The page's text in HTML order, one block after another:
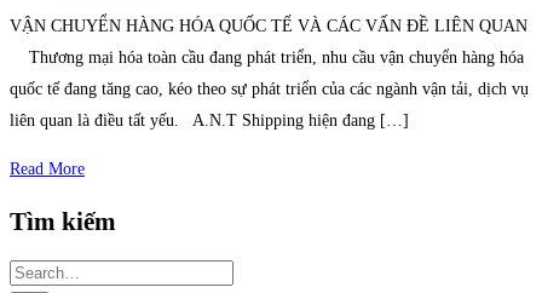
VẬN CHUYỂN HÀNG HÓA QUỐC TẾ VÀ CÁC VẤN ĐỀ LIÊN QUAN
Thương mại hóa toàn cầu đang phát triển, nhu cầu vận chuyển hàng hóa
quốc tế đang tăng cao, kéo theo sự phát triển của các ngành vận tải, dịch vụ
liên quan là điều tất yếu. A.N.T Shipping hiện đang […]
Read More
Tìm kiếm
Search